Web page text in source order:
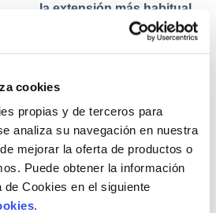
cookies
propias y de terceros para
analiza su navegación en nuestra
mejorar la oferta de productos o
Puede obtener la información
Cookies en el siguiente
.
la extensión más habitual
y se utiliza con uso
. Cuando esta
extensión ya está en uso se
aunque originariamente
tecnológicos. No obstante,
no es la única opción.
Según el sector de
actuación:Aquí
entrarían las
extensiones como